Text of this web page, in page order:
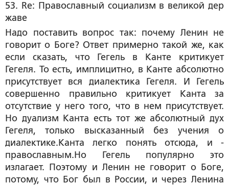
53. Re: Православный социализм в великой дер
жаве
Надо поставить вопрос так: почему Ленин не
говорит о Боге? Ответ примерно такой же, как
если сказать, что Гегель в Канте критикует
Гегеля. То есть, имплицитно, в Канте абсолютно
присутствует вся диалектика Гегеля. И Гегель
совершенно правильно критикует Канта за
отсутствие у него того, что в нем присутствует.
Но дуализм Канта есть тот же абсолютный дух
Гегеля, только высказанный без учения о
диалектике.Канта легко понять отсюда, и -
православным.Но Гегель популярно это
излагает. Поэтому и Ленин не говорит о Боге,
потому, что Бог был в России, и через Ленина